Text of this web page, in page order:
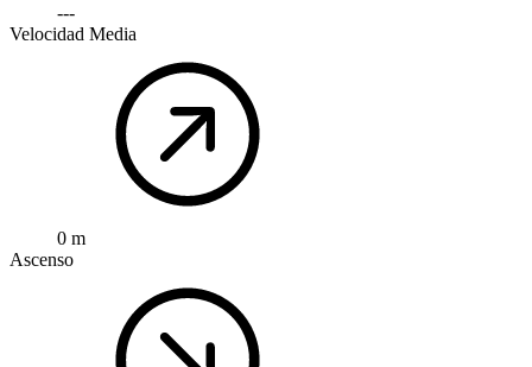
---
Velocidad Media
0 m
Ascenso